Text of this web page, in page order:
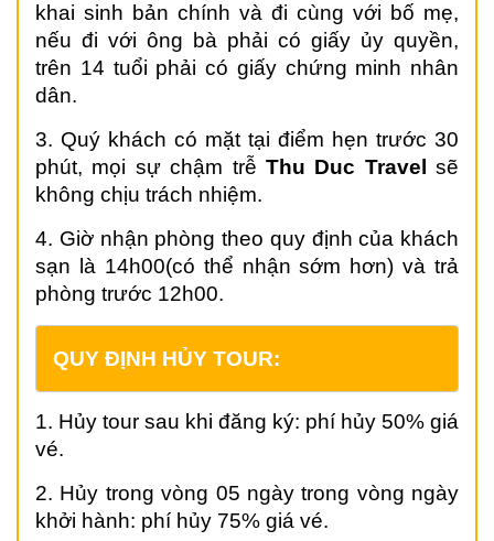
khai sinh bản chính và đi cùng với bố mẹ,
nếu đi với ông bà phải có giấy ủy quyền,
trên 14 tuổi phải có giấy chứng minh nhân
dân.
3. Quý khách có mặt tại điểm hẹn trước 30
phút, mọi sự chậm trễ Thu Duc Travel
sẽ
không chịu trách nhiệm.
4. Giờ nhận phòng theo quy định của khách
sạn là 14h00(có thể nhận sớm hơn) và trả
phòng trước 12h00.
QUY ĐỊNH HỦY TOUR:
1. Hủy tour sau khi đăng ký: phí hủy 50% giá
vé.
2. Hủy trong vòng 05 ngày trong vòng ngày
khởi hành: phí hủy 75% giá vé.